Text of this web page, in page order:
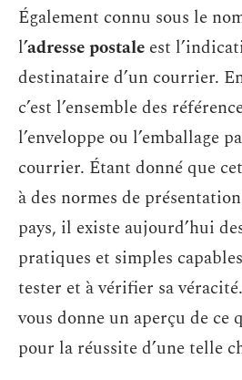
Également connu sous le
l’adresse postale est
destinataire d’un courrier.
c’est l’ensemble des
l’enveloppe ou l’emballage
courrier. Étant donné que
à des normes de
pays, il existe aujourd’hui
pratiques et simples
tester et à vérifier sa
vous donne un aperçu de ce
pour la réussite d’une telle